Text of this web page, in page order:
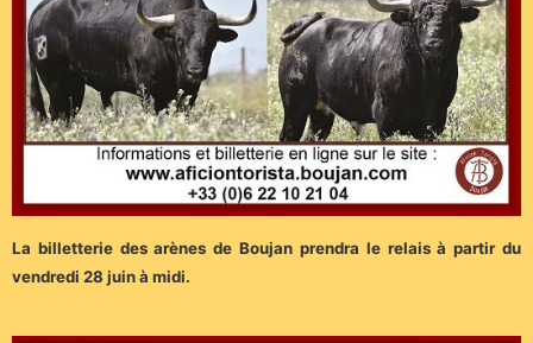
La billetterie des arènes de Boujan prendra le relais à partir du
vendredi 28 juin à midi.